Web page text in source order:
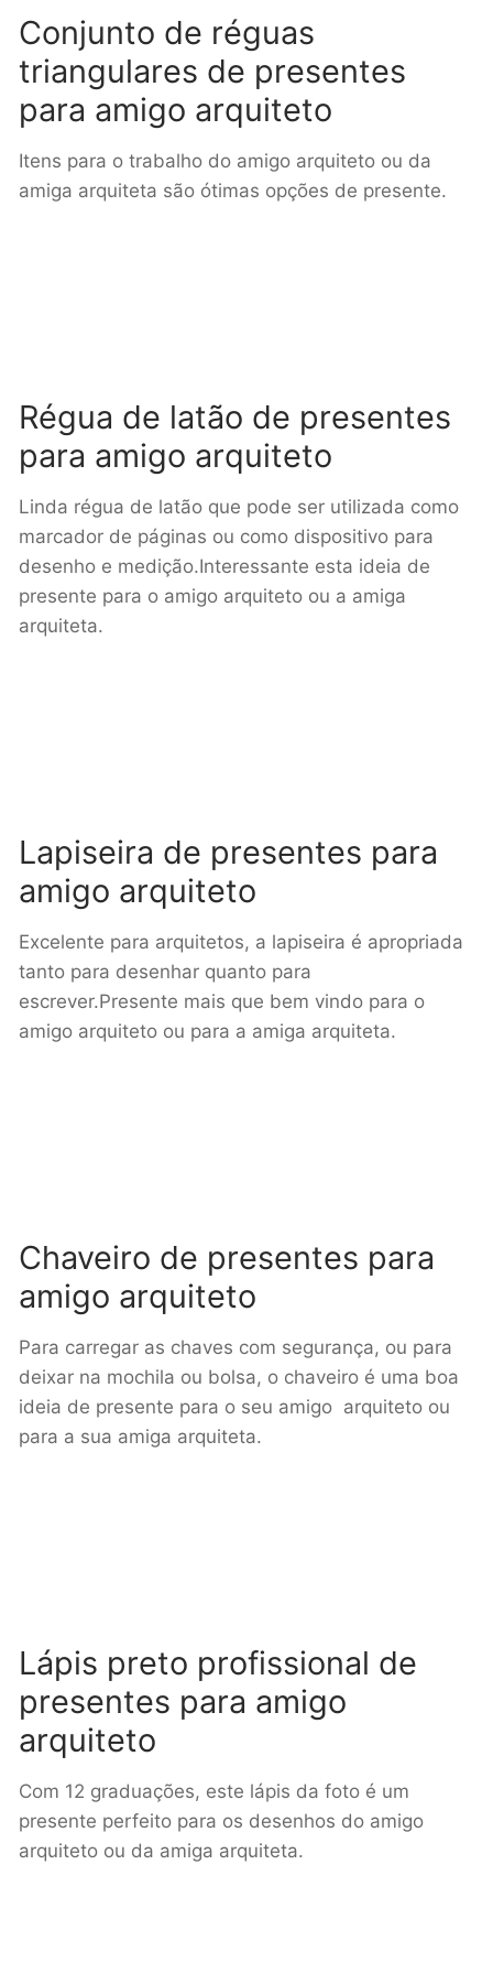
Conjunto de réguas
triangulares de presentes
para amigo arquiteto
Itens para o trabalho do amigo arquiteto ou da
amiga arquiteta são ótimas opções de presente.
Régua de latão de presentes
para amigo arquiteto
Linda régua de latão que pode ser utilizada como
marcador de páginas ou como dispositivo para
desenho e medição.Interessante esta ideia de
presente para o amigo arquiteto ou a amiga
arquiteta.
Lapiseira de presentes para
amigo arquiteto
Excelente para arquitetos, a lapiseira é apropriada
tanto para desenhar quanto para
escrever.Presente mais que bem vindo para o
amigo arquiteto ou para a amiga arquiteta.
Chaveiro de presentes para
amigo arquiteto
Para carregar as chaves com segurança, ou para
deixar na mochila ou bolsa, o chaveiro é uma boa
ideia de presente para o seu amigo arquiteto ou
para a sua amiga arquiteta.
Lápis preto profissional de
presentes para amigo
arquiteto
Com 12 graduações, este lápis da foto é um
presente perfeito para os desenhos do amigo
arquiteto ou da amiga arquiteta.